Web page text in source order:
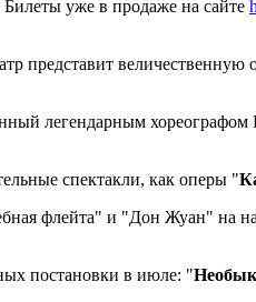
Билеты уже в продаже на сайте
представит
легендарным
спектакли, как оперы "
флейта" и "Дон Жуан" на
постановки в июле: "